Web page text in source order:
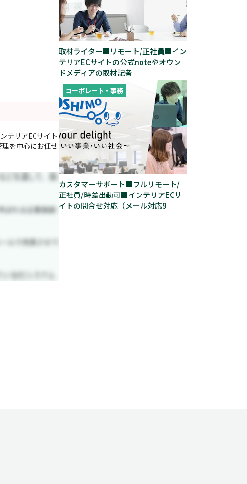
アECサイト
を中心にお任せ
取材ライター■リモート/正社員■イン
テリアECサイトの公式noteやオウン
ドメディアの取材記者
コーポレート・事務
カスタマーサポート■フルリモート/
正社員/時差出勤可■インテリアECサ
イトの問合せ対応（メール対応9